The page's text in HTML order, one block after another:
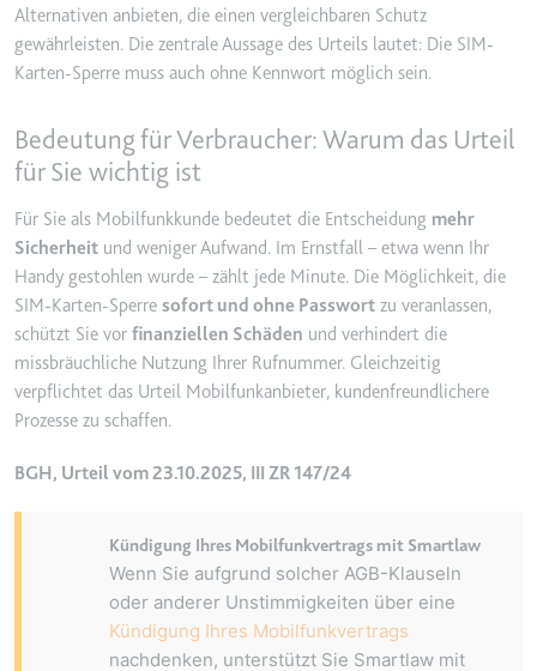
Typ:
HTTP-Cookie
Anbieter:
www.googletagmanager.com
Zweck:
Verfolgt die Konversionsrate
Werbebannern auf der Website -
Dies dient der Optimierung der
Relevanz der Werbung auf der
Website.
Ablauf:
Beständig
Typ:
HTML Local Storage
__Secure-ROLLOUT_TOKEN
Zweck:
Wird verwendet, um die
Interaktion der Nutzer mit
eingebetteten Inhalten zu
Ablauf:
180 Tage
Alternativen anbieten, die einen vergleichbaren Schutz
gewährleisten. Die zentrale Aussage des Urteils lautet: Die SIM-
Karten-Sperre muss auch ohne Kennwort möglich sein.
Bedeutung für Verbraucher: Warum das Urteil
für Sie wichtig ist
Für Sie als Mobilfunkkunde bedeutet die Entscheidung mehr
Sicherheit und weniger Aufwand. Im Ernstfall – etwa wenn Ihr
Handy gestohlen wurde – zählt jede Minute. Die Möglichkeit, die
SIM-Karten-Sperre sofort und ohne Passwort zu veranlassen,
schützt Sie vor finanziellen Schäden und verhindert die
missbräuchliche Nutzung Ihrer Rufnummer. Gleichzeitig
verpflichtet das Urteil Mobilfunkanbieter, kundenfreundlichere
Prozesse zu schaffen.
BGH, Urteil vom 23.10.2025, III ZR 147/24
Kündigung Ihres Mobilfunkvertrags mit Smartlaw
Wenn Sie aufgrund solcher AGB-Klauseln
oder anderer Unstimmigkeiten über eine
Kündigung Ihres Mobilfunkvertrags
nachdenken, unterstützt Sie Smartlaw mit